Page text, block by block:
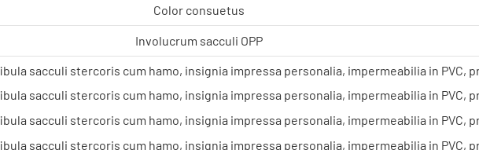
Color consuetus
Involucrum sacculi OPP